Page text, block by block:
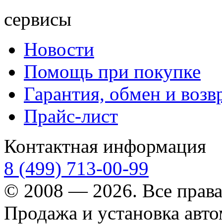
сервисы
Новости
Помощь при покупке
Гарантия, обмен и
Прайс-лист
Контактная информация
8 (499) 713-00-99
© 2008 — 2026. Все
Продажа и установка